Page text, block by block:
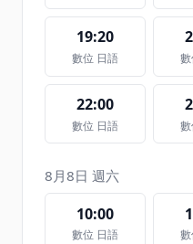
19:20
數位 日語
22:00
數位 日語
8月8日 週六
10:00
數位 日語